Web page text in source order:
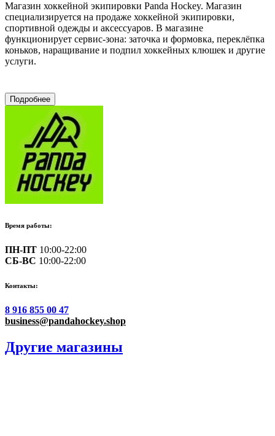
Магазин хоккейной экипировки Panda Hockey. Магазин
специализируется на продаже хоккейной экипировки,
спортивной одежды и аксессуаров. В магазине
функционирует сервис-зона: заточка и формовка, переклёпка
коньков, наращивание и подпил хоккейных клюшек и другие
услуги.
Подробнее
Время работы:
ПН-ПТ 10:00-22:00
СБ-ВС 10:00-22:00
Контакты:
8 916 855 00 47
business@pandahockey.shop
Другие магазины